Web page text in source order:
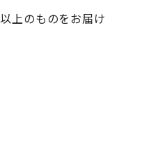
上のものをお届け